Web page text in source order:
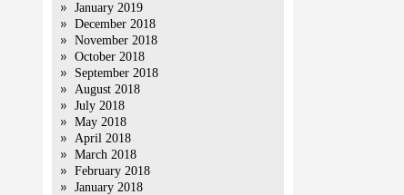
January 2019
December 2018
November 2018
October 2018
September 2018
August 2018
July 2018
May 2018
April 2018
March 2018
February 2018
January 2018